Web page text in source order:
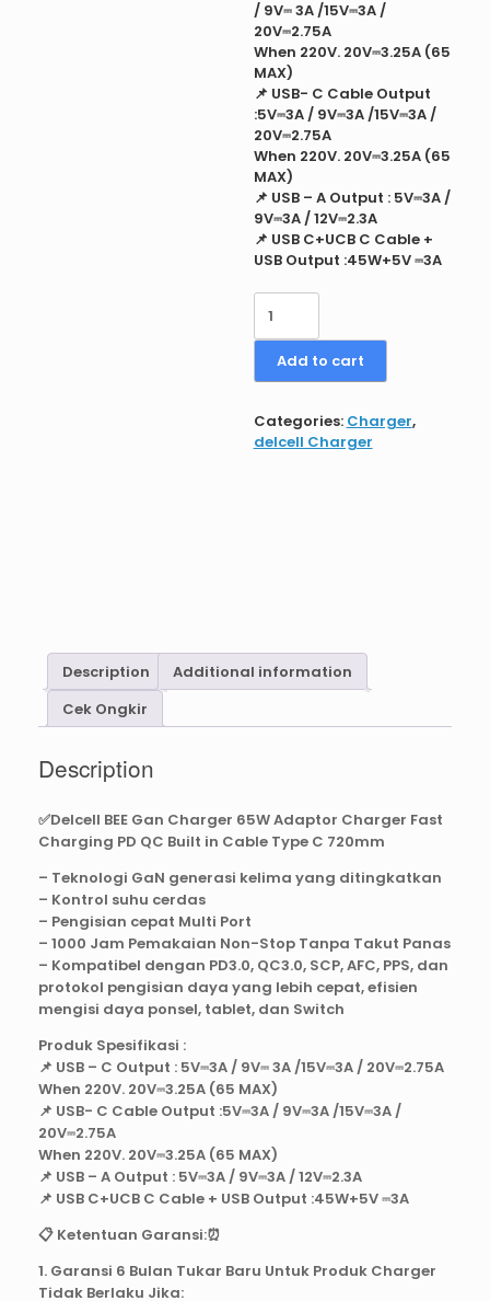
/ 9V⎓ 3A /15V⎓3A /
20V⎓2.75A
When 220V. 20V⎓3.25A (65
MAX)
📌 USB- C Cable Output
:5V⎓3A / 9V⎓3A /15V⎓3A /
20V⎓2.75A
When 220V. 20V⎓3.25A (65
MAX)
📌 USB – A Output : 5V⎓3A /
9V⎓3A / 12V⎓2.3A
📌 USB C+UCB C Cable +
USB Output :45W+5V ⎓3A
Delcell
Adaptor
Charger
GaN
Fast
Charging
Add to cart
Categories: Charger,
delcell Charger
Description
Additional information
Cek Ongkir
Description
✅Delcell BEE Gan Charger 65W Adaptor Charger Fast
Charging PD QC Built in Cable Type C 720mm
– Teknologi GaN generasi kelima yang ditingkatkan
– Kontrol suhu cerdas
– Pengisian cepat Multi Port
– 1000 Jam Pemakaian Non-Stop Tanpa Takut Panas
– Kompatibel dengan PD3.0, QC3.0, SCP, AFC, PPS, dan
protokol pengisian daya yang lebih cepat, efisien
mengisi daya ponsel, tablet, dan Switch
Produk Spesifikasi :
📌 USB – C Output : 5V⎓3A / 9V⎓ 3A /15V⎓3A / 20V⎓2.75A
When 220V. 20V⎓3.25A (65 MAX)
📌 USB- C Cable Output :5V⎓3A / 9V⎓3A /15V⎓3A /
20V⎓2.75A
When 220V. 20V⎓3.25A (65 MAX)
📌 USB – A Output : 5V⎓3A / 9V⎓3A / 12V⎓2.3A
📌 USB C+UCB C Cable + USB Output :45W+5V ⎓3A
📋 Ketentuan Garansi:⏰
1. Garansi 6 Bulan Tukar Baru Untuk Produk Charger
Tidak Berlaku Jika: